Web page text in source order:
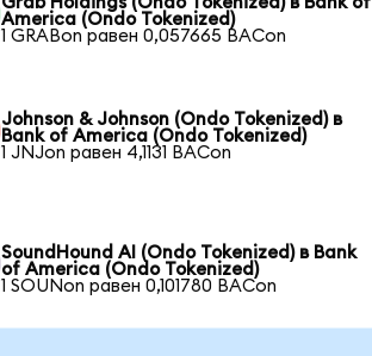
America (Ondo Tokenized)
1 GRABon равен 0,057665 BACon
Johnson & Johnson (Ondo Tokenized) в
Bank of America (Ondo Tokenized)
1 JNJon равен 4,1131 BACon
SoundHound AI (Ondo Tokenized) в Bank
of America (Ondo Tokenized)
1 SOUNon равен 0,101780 BACon